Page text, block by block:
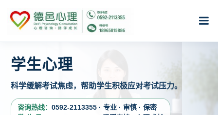
学生心理
科学缓解考试焦虑，帮助学生积极应对考试压力。
咨询热线： 0592-2113355 · 专业 · 审慎 · 保密